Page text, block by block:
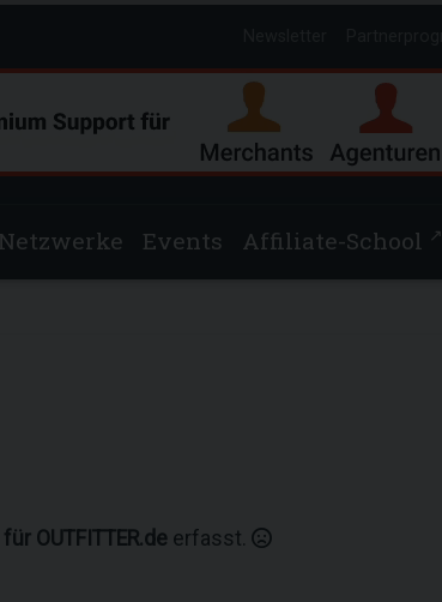
Events Affiliate-School ↗
OUTFITTER.de erfasst.